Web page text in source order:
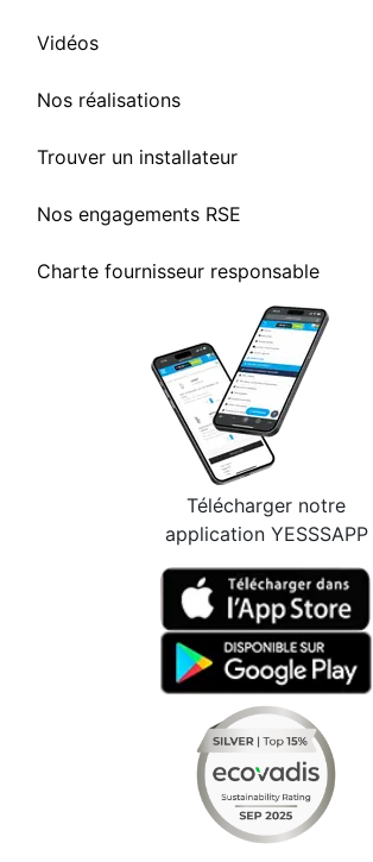
Vidéos
Nos réalisations
Trouver un installateur
Nos engagements RSE
Charte fournisseur responsable
Télécharger notre
application YESSSAPP